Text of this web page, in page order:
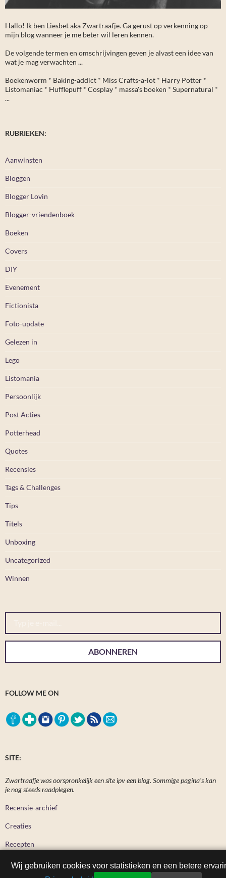
Hallo! Ik ben Liesbet aka Zwartraafje. Ga gerust op verkenning op
mijn blog wanneer je me beter wil leren kennen.
De volgende termen en omschrijvingen geven je alvast een idee van
wat je mag verwachten ...
Boekenworm * Baking-addict * Miss Crafts-a-lot * Harry Potter *
Listomaniac * Hufflepuff * Cosplay * massa's boeken * Supernatural *
...
RUBRIEKEN:
Aanwinsten
Bloggen
Blogger Lovin
Blogger-vriendenboek
Boeken
Covers
DIY
Evenement
Fictionista
Foto-update
Gelezen in
Lego
Listomania
Persoonlijk
Post Acties
Potterhead
Quotes
Recensies
Tags & Challenges
Tips
Titels
Unboxing
Uncategorized
Winnen
Typ je e-mail...
ABONNEREN
FOLLOW ME ON
SITE:
Zwartraafje was oorspronkelijk een site ipv een blog. Sommige pagina's kan
je nog steeds raadplegen.
Recensie-archief
Creaties
Recepten
Wij gebruiken cookies voor statistieken en een betere